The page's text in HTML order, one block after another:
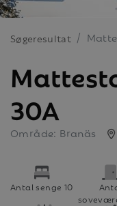
Søgeresultat
30A
Område: Branäs
Antal senge 10